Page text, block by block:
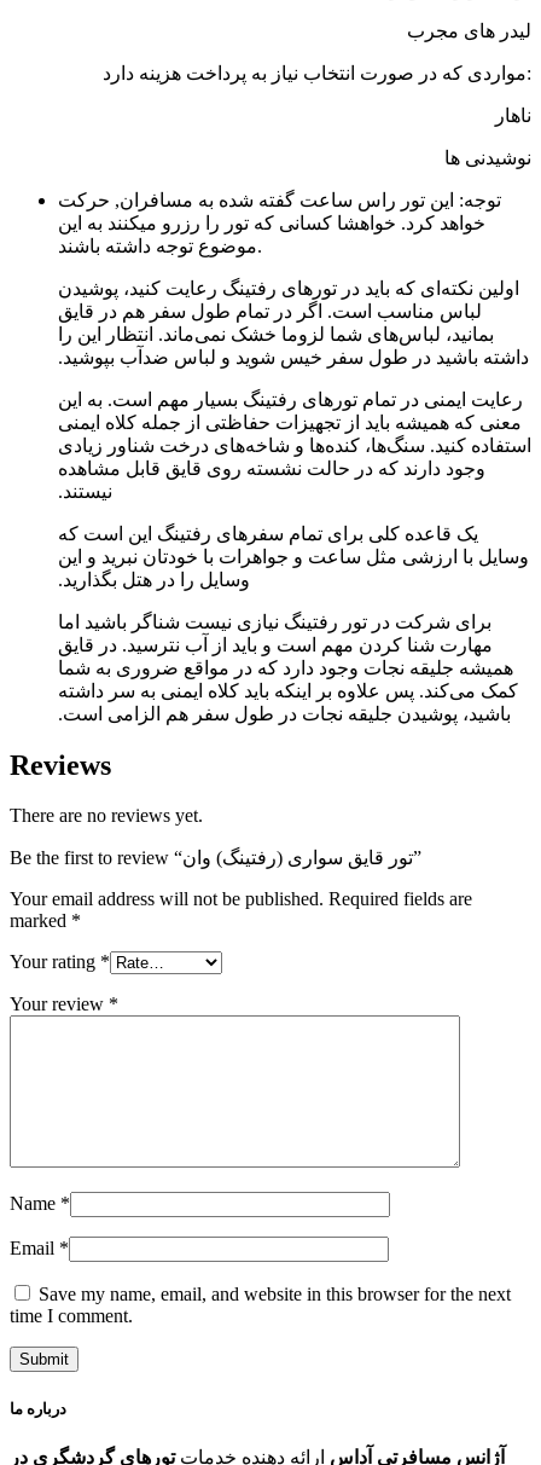
لیدر های مجرب
مواردی که در صورت انتخاب نیاز به پرداخت هزینه دارد:
ناهار
نوشیدنی ها
توجه: این تور راس ساعت گفته شده به مسافران, حرکت
خواهد کرد. خواهشا کسانی که تور را رزرو میکنند به این
موضوع توجه داشته باشند.
اولین نکته‌ای که باید در تورهای رفتینگ رعایت کنید، پوشیدن
لباس مناسب است. اگر در تمام طول سفر هم در قایق
بمانید، لباس‌های شما لزوما خشک نمی‌ماند. انتظار این را
داشته باشید در طول سفر خیس شوید و لباس ضدآب بپوشید.
رعایت ایمنی در تمام تورهای رفتینگ بسیار مهم است. به این
معنی که همیشه باید از تجهیزات حفاظتی از جمله کلاه ایمنی
استفاده کنید. سنگ‌ها، کنده‌ها و شاخه‌های درخت شناور زیادی
وجود دارند که در حالت نشسته روی قایق قابل مشاهده
نیستند.
یک قاعده کلی برای تمام سفرهای رفتینگ این است که
وسایل با ارزشی مثل ساعت و جواهرات با خودتان نبرید و این
وسایل را در هتل بگذارید.
برای شرکت در تور رفتینگ نیازی نیست شناگر باشید اما
مهارت شنا کردن مهم است و باید از آب نترسید. در قایق
همیشه جلیقه نجات وجود دارد که در مواقع ضروری به شما
کمک می‌کند. پس علاوه بر اینکه باید کلاه ایمنی به سر داشته
باشید، پوشیدن جلیقه نجات در طول سفر هم الزامی است.
Reviews
There are no reviews yet.
Be the first to review “تور قایق سواری (رفتینگ) وان”
Your email address will not be published. Required fields are
marked *
Your rating *
Your review *
Name *
Email *
Save my name, email, and website in this browser for the next
time I comment.
درباره ما
آژانس مسافرتی آداس ارائه دهنده خدماتتورهای گردشگری در